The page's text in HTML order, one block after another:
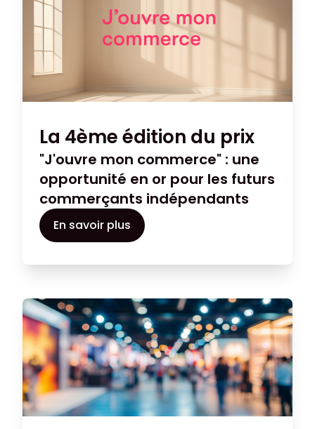
La 4ème édition du prix
"J'ouvre mon commerce" : une
opportunité en or pour les futurs
commerçants indépendants
En savoir plus